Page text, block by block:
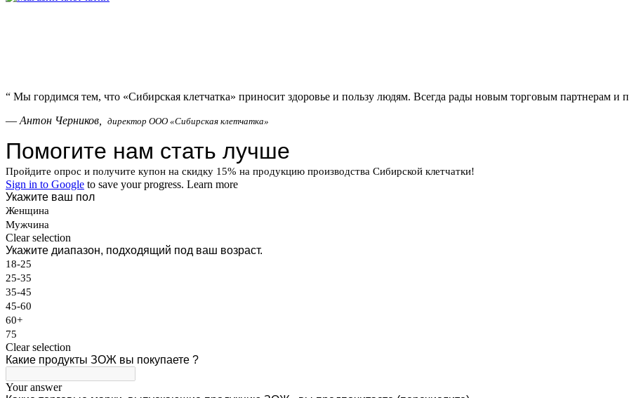
“ Мы гордимся тем, что «Сибирская клетчатка» приносит здоровье и пользу людям. Всегда рады новым торговым партнерам и
— Антон Черников, директор ООО «Сибирская клетчатка»